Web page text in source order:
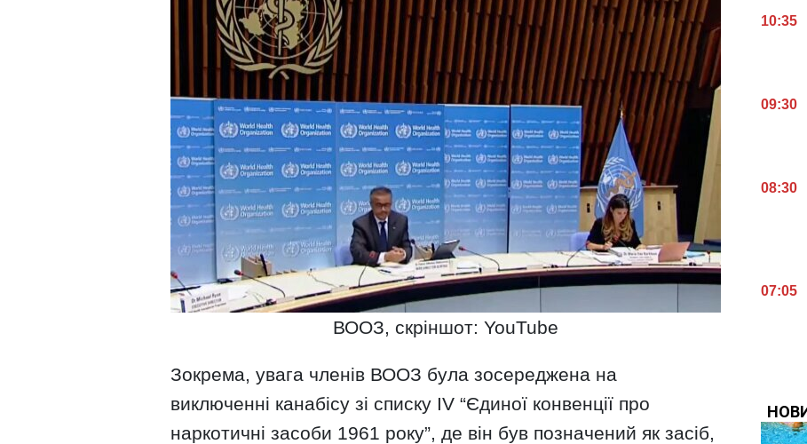
ВООЗ, скріншот: YouTube
Зокрема, увага членів ВООЗ була зосереджена на
виключенні канабісу зі списку IV “Єдиної конвенції про
наркотичні засоби 1961 року”, де він був позначений як засіб,
10:35
09:30
08:30
07:05